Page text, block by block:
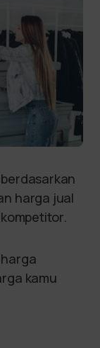
harga jual
kamu